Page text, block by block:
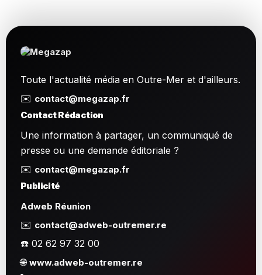
Toute l'actualité média en Outre-Mer et d'ailleurs.
✉️ contact@megazap.fr
Contact Rédaction
Une information à partager, un communiqué de
presse ou une demande éditoriale ?
✉️ contact@megazap.fr
Publicité
Adweb Réunion
✉️ contact@adweb-outremer.re
☎️ 02 62 97 32 00
🌐www.adweb-outremer.re